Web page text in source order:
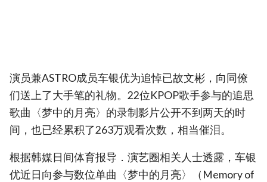
演员兼ASTRO成员车银优为追悼已故文彬，向同僚
们送上了大手笔的礼物。22位KPOP歌手参与的追思
歌曲〈梦中的月亮〉的录制影片公开不到两天的时
间，也已经累积了263万观看次数，相当催泪。
根据韩媒日间体育报导．演艺圈相关人士透露，车银
优近日向参与数位单曲〈梦中的月亮〉（Memory of